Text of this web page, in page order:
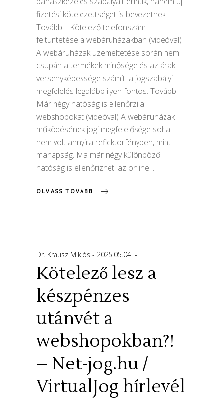
fizetési kötelezettséget is bevezetnek.
Tovább… Kötelező telefonszám
feltüntetése a webáruházakban (videóval)
A webáruházak üzemeltetése során nem
csupán a termékek minősége és az árak
versenyképessége számít: a jogszabályi
megfelelés legalább ilyen fontos. Tovább…
Már négy hatóság is ellenőrzi a
webshopokat (videóval) A webáruházak
működésének jogi megfelelősége soha
nem volt annyira reflektorfényben, mint
manapság. Ma már négy különböző
hatóság is ellenőrizheti az online
OLVASS TOVÁBB
Dr. Krausz Miklós 2025.05.04.
Kötelező lesz a
készpénzes
utánvét a
webshopokban?!
– Net-jog.hu /
VirtualJog hírlevél